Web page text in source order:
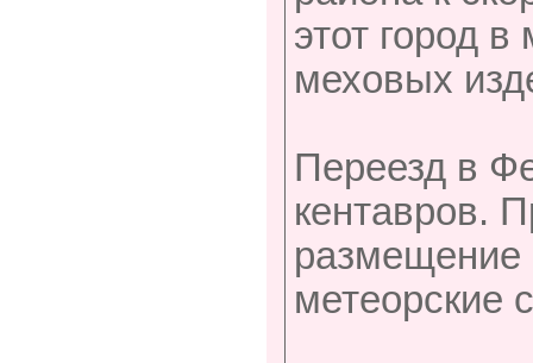
этот город
меховых
Переезд в
кентавров.
размещение
метеорские